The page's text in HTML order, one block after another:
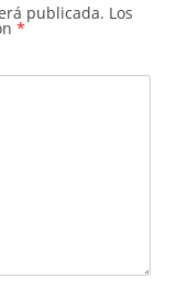
publicada. Los
*